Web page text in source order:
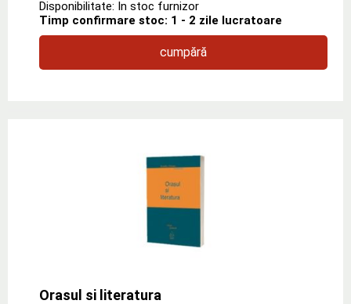
Disponibilitate: In stoc furnizor
Timp confirmare stoc: 1 - 2 zile lucratoare
cumpără
Orasul si literatura